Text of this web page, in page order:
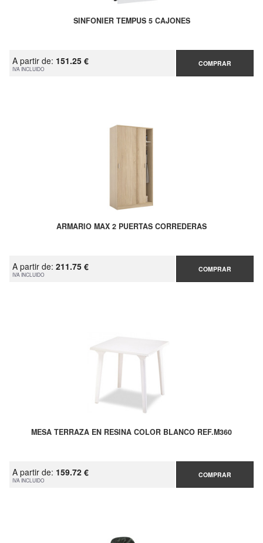
SINFONIER TEMPUS 5 CAJONES
A partir de: 151.25 €
IVA INCLUIDO
COMPRAR
ARMARIO MAX 2 PUERTAS CORREDERAS
A partir de: 211.75 €
IVA INCLUIDO
COMPRAR
MESA TERRAZA EN RESINA COLOR BLANCO REF.M360
A partir de: 159.72 €
IVA INCLUIDO
COMPRAR